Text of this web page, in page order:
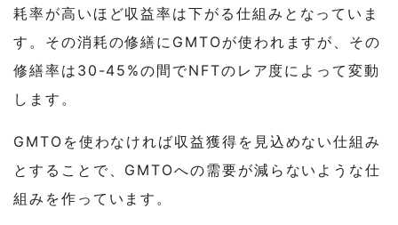
耗率が高いほど収益率は下がる仕組みとなっていま
す。その消耗の修繕にGMTOが使われますが、その
修繕率は30-45%の間でNFTのレア度によって変動
します。
GMTOを使わなければ収益獲得を見込めない仕組み
とすることで、GMTOへの需要が減らないような仕
組みを作っています。